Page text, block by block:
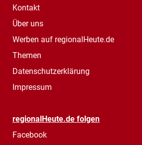
Kontakt
Über uns
Werben auf regionalHeute.de
Themen
Datenschutzerklärung
Impressum
regionalHeute.de folgen
Facebook